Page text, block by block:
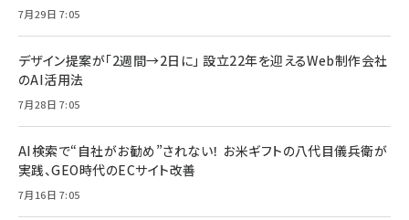
7月29日 7:05
デザイン提案が「2週間→2日に」 設立22年を迎えるWeb制作会社
のAI活用法
7月28日 7:05
AI検索で“自社がお勧め”されない！ お米ギフトの八代目儀兵衛が
実践、GEO時代のECサイト改善
7月16日 7:05